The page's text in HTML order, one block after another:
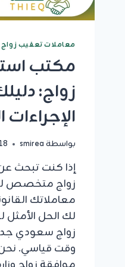
معاملات تعقيب زواج
مكتب
زواج:
بواسطةsmirea 18 ديسمبر، 2025
إذا كنت تبحث
زواج متخصص
معاملاتك
لك الحل
زواج سعودي
وقت قياسي. نحن